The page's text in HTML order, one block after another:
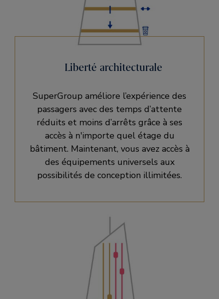
Liberté architecturale
SuperGroup améliore l’expérience des
passagers avec des temps d’attente
réduits et moins d’arrêts grâce à ses
accès à n'importe quel étage du
bâtiment. Maintenant, vous avez accès à
des équipements universels aux
possibilités de conception illimitées.